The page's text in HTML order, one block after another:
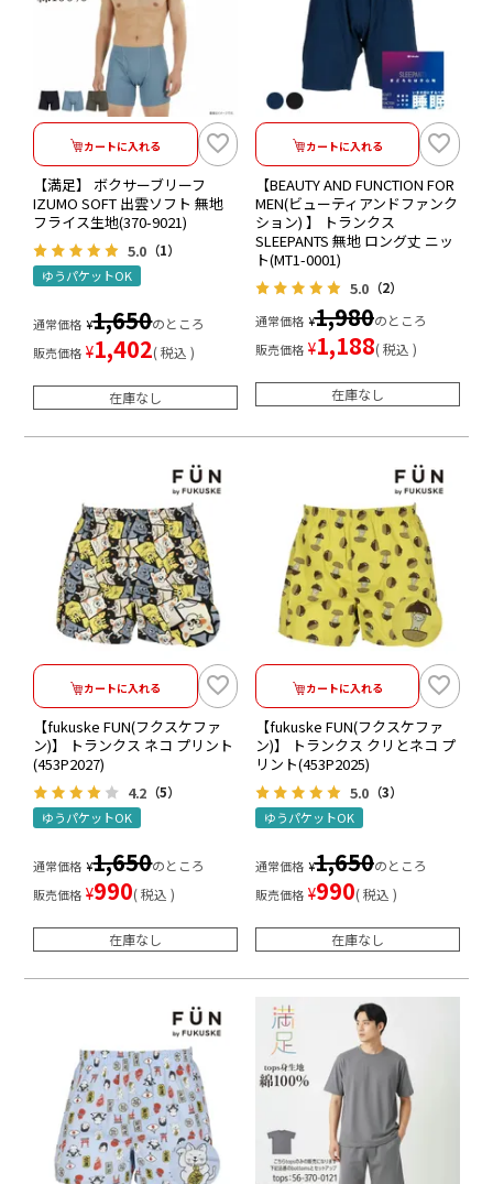
カートに入れる
【満足】 ボクサーブリーフ
IZUMO SOFT 出雲ソフト 無地
フライス生地(370-9021)
5.0 （1）
ゆうパケットOK
通常価格 ¥1,650のところ
販売価格 ¥1,402 税込
在庫なし
カートに入れる
【BEAUTY AND FUNCTION FOR
MEN(ビューティアンドファンク
ション) 】 トランクス
SLEEPANTS 無地 ロング丈 ニッ
ト(MT1-0001)
5.0 （2）
通常価格 ¥1,980のところ
販売価格 ¥1,188 税込
在庫なし
カートに入れる
【fukuske FUN(フクスケファ
ン)】 トランクス ネコ プリント
(453P2027)
4.2 （5）
ゆうパケットOK
通常価格 ¥1,650のところ
販売価格 ¥990 税込
在庫なし
カートに入れる
【fukuske FUN(フクスケファ
ン)】 トランクス クリとネコ プ
リント(453P2025)
5.0 （3）
ゆうパケットOK
通常価格 ¥1,650のところ
販売価格 ¥990 税込
在庫なし